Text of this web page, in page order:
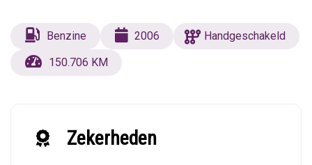
Benzine 2006
Handgeschakeld
150.706 KM
Zekerheden